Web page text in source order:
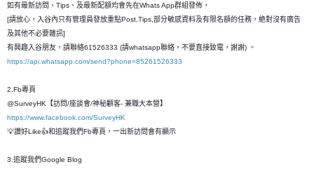
如有最新訪問、Tips、及最新配額均會先在Whats App群組發佈，
[請放心，入谷內只有管理員發放重點Post,Tips,部分敏感資料及有限名額的任務，絶對沒有廣告
及其他不必要雜訊]
有興趣入谷朋友，請聯絡61526333 (請whatsapp聯絡，不要直接致電，謝謝) 。
https://api.whatsapp.com/send?phone=85261526333
2.Fb專頁
@SurveyHK【訪問/座談會/神秘顧客- 兼職大本營】
https://www.facebook.com/SurveyHK
💡讚好Like👍和追蹤我們Fb專頁，一出新訪問會有顯示
3.追蹤我們Google Blog